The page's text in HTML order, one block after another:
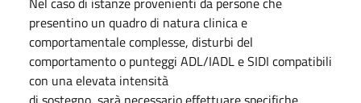
presentino un quadro di natura clinica e
comportamentale complesse, disturbi del
comportamento o punteggi ADL/IADL e SIDI compatibili
con una elevata intensità